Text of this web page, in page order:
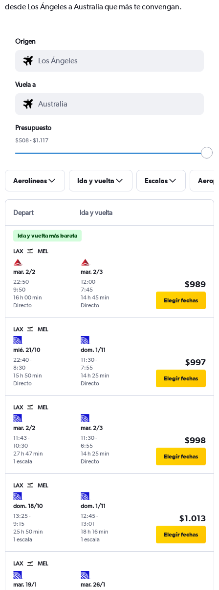
desde Los Ángeles a Australia que más te convengan.
Origen
Vuela a
Presupuesto
$508 - $1.117
Aerolíneas Ida y vuelta Escalas
Depart Ida y vuelta
Ida y vuelta más barata
LAX MEL
mar. 2/2
22:50-
9:50
Directo
16 h 00 min
mar. 2/3
12:00-
7:45
Directo
14 h 45 min
$989
Elegir fechas
LAX MEL
mié. 21/10
22:40-
8:30
Directo
15 h 50 min
dom. 1/11
11:30-
7:55
Directo
14 h 25 min
$997
Elegir fechas
LAX MEL
mar. 2/2
11:43-
10:30
1 escala
27 h 47 min
mar. 2/3
11:30-
6:55
Directo
14 h 25 min
$998
Elegir fechas
LAX MEL
dom. 18/10
13:25-
9:15
1 escala
25 h 50 min
dom. 1/11
12:45-
13:01
1 escala
18 h 16 min
$1.013
Elegir fechas
LAX MEL
mar. 19/1
mar. 26/1